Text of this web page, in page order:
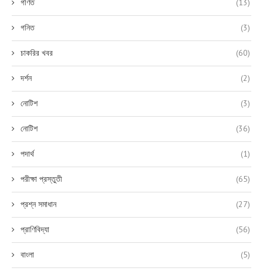
গণিত (13)
গনিত (3)
চাকরির খবর (60)
দর্শন (2)
নোটিশ (3)
নোটিশ (36)
পদার্থ (1)
পরীক্ষা প্রস্তুতী (65)
প্রশ্ন সমাধান (27)
প্রাণিবিদ্যা (56)
বাংলা (5)